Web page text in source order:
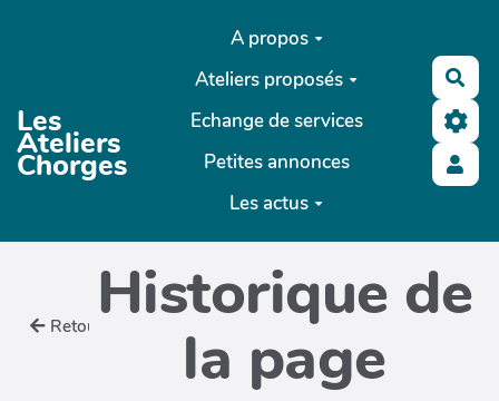
Aller au contenu principal
Les
Ateliers
Chorges
A propos
Ateliers proposés
Echange de services
Petites annonces
Les actus
Retour Historique de
la page